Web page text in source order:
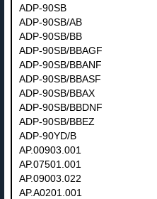
ADP-90SB
ADP-90SB/AB
ADP-90SB/BB
ADP-90SB/BBAGF
ADP-90SB/BBANF
ADP-90SB/BBASF
ADP-90SB/BBAX
ADP-90SB/BBDNF
ADP-90SB/BBEZ
ADP-90YD/B
AP.00903.001
AP.07501.001
AP.09003.022
AP.A0201.001